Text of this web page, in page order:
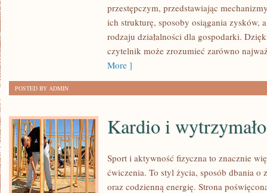
przestępczym, przedstawiając
ich strukturę, sposoby osiągania zysków,
rodzaju działalności dla gospodarki.
czytelnik może zrozumieć zarówno
More ]
POSTED BY ADMIN
Kardio i
Sport i aktywność fizyczna to znacznie
ćwiczenia. To styl życia, sposób dbania o
oraz codzienną energię. Strona